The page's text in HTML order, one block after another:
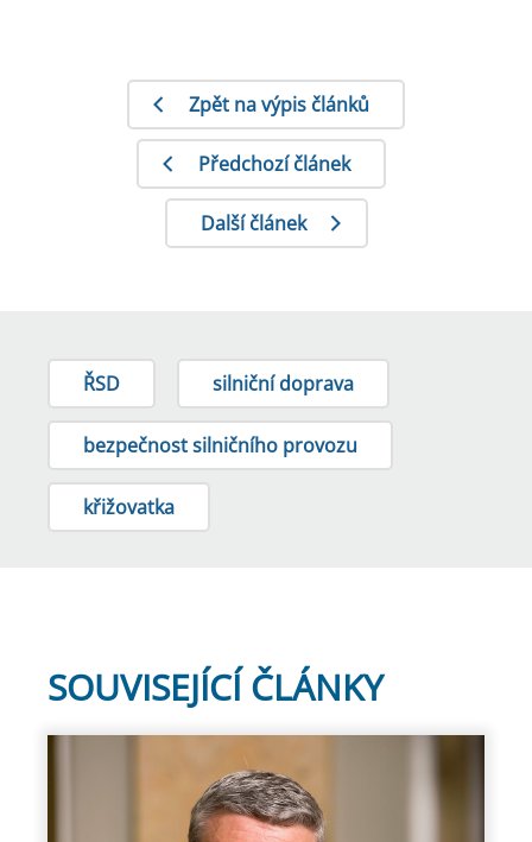
Zpět na výpis článků
Předchozí článek
Další článek
ŘSD silniční doprava
bezpečnost silničního provozu
křižovatka
SOUVISEJÍCÍ ČLÁNKY